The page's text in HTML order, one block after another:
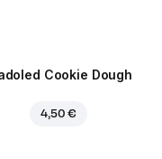
Cookie Dough
4,50 €